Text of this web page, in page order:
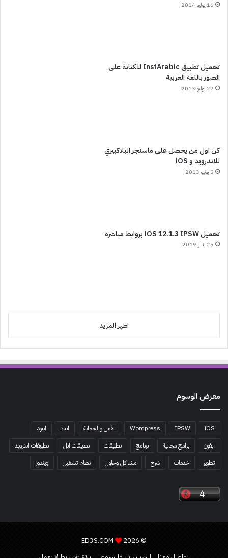
16 يوليو 2014
تحميل تطبيق InstArabic للكتابة على
الصور باللغة العربية
27 يوليو 2013
كن اول من يحصل على ماسنجر البلاكبيري
للاندرويد و iOS
5 يونيو 2013
تحميل iOS 12.1.3 IPSW بروابط مباشرة
25 يناير 2019
اظهر المزيد
معرض الوسوم
iOS
IPSW
Wordpress الأمن والحماية ايباد
ايبود
ايفون
برامج مجانية برنامج تطبيقات تطبيقات ابل
تطبيقات اندرويد
تطوير
خدمات شرح مشاكل وحلول نظام تشغيل ويندوز
© 2026